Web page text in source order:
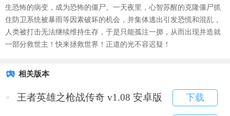
生恐怖的病变，成为恐怖的僵尸。一天夜里，心智苏醒的克隆僵尸抓
住防卫系统被暴雨等因素破坏的机会，并集体逃出引发恐慌和混乱，
人类被打击无法继续维持生存，于是只能孤注一掷，从而出现并造就
一部分救世主！快来拯救世界！正道的光不容迟疑！
相关版本
王者英雄之枪战传奇 v1.08 安卓版 下载